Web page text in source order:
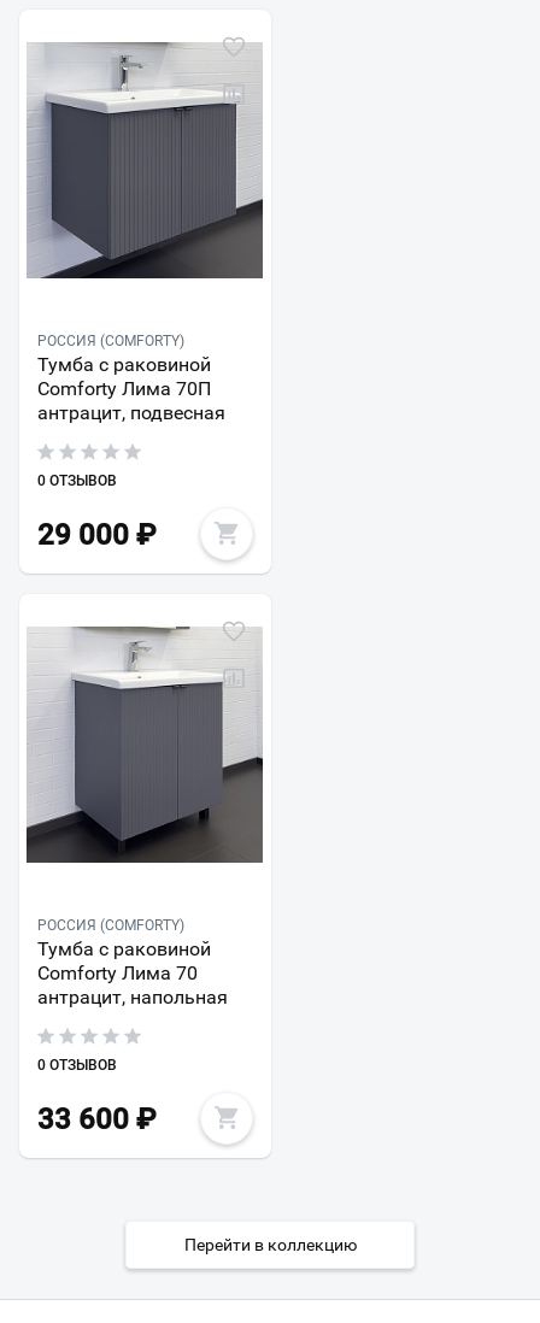
РОССИЯ (COMFORTY)
Тумба с раковиной
Comforty Лима 70П
антрацит, подвесная
0 ОТЗЫВОВ
29 000 ₽
РОССИЯ (COMFORTY)
Тумба с раковиной
Comforty Лима 70
антрацит, напольная
0 ОТЗЫВОВ
33 600 ₽
Перейти в коллекцию